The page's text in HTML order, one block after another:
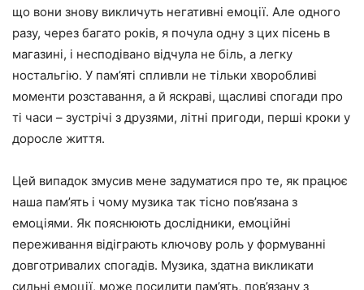
що вони знову викличуть негативні емоції. Але одного
разу, через багато років, я почула одну з цих пісень в
магазині, і несподівано відчула не біль, а легку
ностальгію. У пам’яті спливли не тільки хворобливі
моменти розставання, а й яскраві, щасливі спогади про
ті часи – зустрічі з друзями, літні пригоди, перші кроки у
доросле життя.
Цей випадок змусив мене задуматися про те, як працює
наша пам’ять і чому музика так тісно пов’язана з
емоціями. Як пояснюють дослідники, емоційні
переживання відіграють ключову роль у формуванні
довготривалих спогадів. Музика, здатна викликати
сильні емоції, може посилити пам’ять, пов’язану з